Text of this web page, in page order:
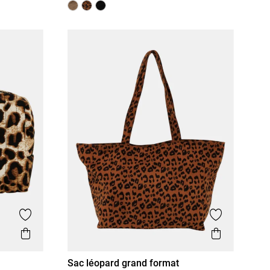
Ajouter aux favoris
Aperçu rapide Ajouter
Aperçu
Sac léopard grand format